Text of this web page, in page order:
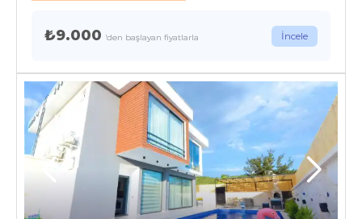
₺9.000 'den başlayan fiyatlarla İncele